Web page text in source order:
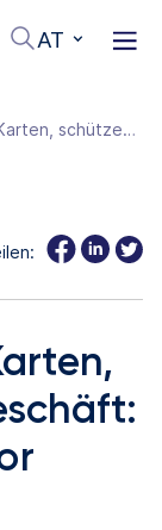
AT
Schützen Sie Ihre Karten, schützen Sie Ihr Geschäft: Wie Eurowag Sie vor Betrug schützt